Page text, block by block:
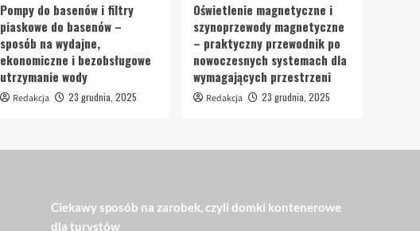
Pompy do basenów i filtry
piaskowe do basenów –
sposób na wydajne,
ekonomiczne i bezobsługowe
utrzymanie wody
Redakcja 23 grudnia, 2025
Oświetlenie magnetyczne i
szynoprzewody magnetyczne
– praktyczny przewodnik po
nowoczesnych systemach dla
wymagających przestrzeni
Redakcja 23 grudnia, 2025
Ciekawy sposób na zarobek, czyli domki kontenerowe
dla turystów